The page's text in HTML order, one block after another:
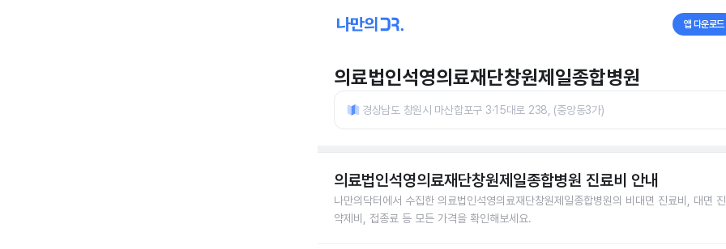
앱 다운로드
의료법인석영의료재단창원제일종합병원
경상남도 창원시 마산합포구 3·15대로 238, (중앙동3가)
의료법인석영의료재단창원제일종합병원 진료비 안내
나만의닥터에서 수집한 의료법인석영의료재단창원제일종합병원의 비대면 진료비, 대면 진
약제비, 접종료 등 모든 가격을 확인해보세요.